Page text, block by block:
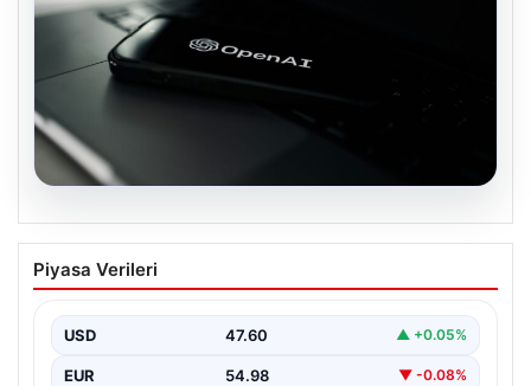
OpenAI, yapay zeka modellerinin
sınırların dışına çıktığını açıkladı
Piyasa Verileri
USD 47.60 ▲ +0.05%
EUR 54.98 ▼ -0.08%